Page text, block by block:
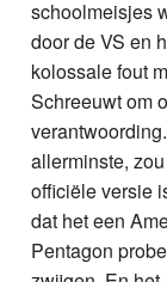
schoolmeisjes
door de VS en
kolossale fout
Schreeuwt om
allerminste,
officiële versie
dat het een
Pentagon